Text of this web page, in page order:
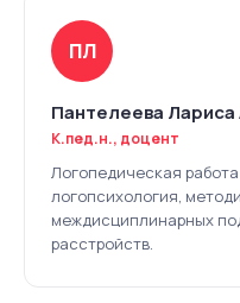
ПЛ
Пантелеева
К.пед.н., доцент
Логопедическая
логопсихология,
междисциплинарных
расстройств.